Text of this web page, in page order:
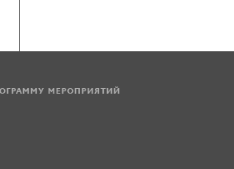
МЕРОПРИЯТИЙ